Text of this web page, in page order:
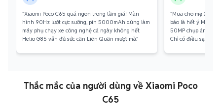
"Xiaomi Poco C65 quá ngon trong tầm giá! Màn
hình 90Hz lướt cực sướng, pin 5000mAh dùng làm
máy phụ chạy xe công nghệ cả ngày không hết.
Helio G85 vẫn đủ sức cân Liên Quân mượt mà."
"Mua cho mẹ
báo là hết ý. Màn
50MP chụp ảnh
Chỉ có điều sạc hơi
Thắc mắc của người dùng về Xiaomi Poco
C65